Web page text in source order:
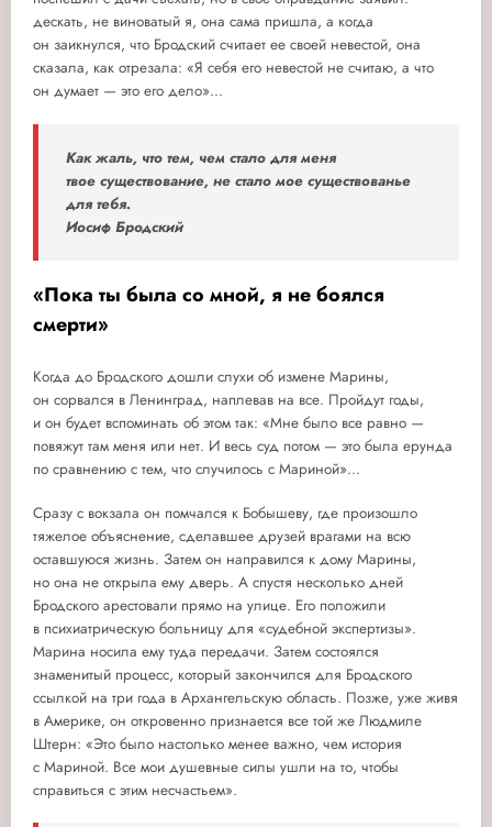
дескать, не виноватый я, она сама пришла, а когда
он заикнулся, что Бродский считает ее своей невестой, она
сказала, как отрезала: «Я себя его невестой не считаю, а что
он думает — это его дело»...
Как жаль, что тем, чем стало для меня
твое существование, не стало мое существованье
для тебя.
Иосиф Бродский
«Пока ты была со мной, я не боялся
смерти»
Когда до Бродского дошли слухи об измене Марины,
он сорвался в Ленинград, наплевав на все. Пройдут годы,
и он будет вспоминать об этом так: «Мне было все равно —
повяжут там меня или нет. И весь суд потом — это была ерунда
по сравнению с тем, что случилось с Мариной»...
Сразу с вокзала он помчался к Бобышеву, где произошло
тяжелое объяснение, сделавшее друзей врагами на всю
оставшуюся жизнь. Затем он направился к дому Марины,
но она не открыла ему дверь. А спустя несколько дней
Бродского арестовали прямо на улице. Его положили
в психиатрическую больницу для «судебной экспертизы».
Марина носила ему туда передачи. Затем состоялся
знаменитый процесс, который закончился для Бродского
ссылкой на три года в Архангельскую область. Позже, уже живя
в Америке, он откровенно признается все той же Людмиле
Штерн: «Это было настолько менее важно, чем история
с Мариной. Все мои душевные силы ушли на то, чтобы
справиться с этим несчастьем».